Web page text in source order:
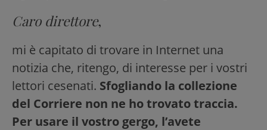
Caro direttore,
mi è capitato di trovare in Internet una
notizia che, ritengo, di interesse per i vostri
lettori cesenati. Sfogliando la collezione
del Corriere non ne ho trovato traccia.
Per usare il vostro gergo, l’avete